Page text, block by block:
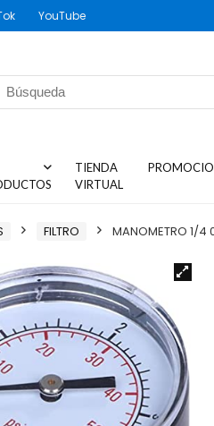
YouTube
TIENDA
VIRTUAL
FILTRO MANOMETRO 1/4